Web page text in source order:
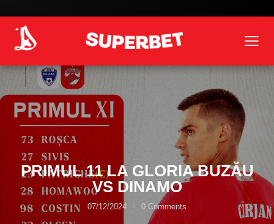
PRIMUL 11 LA GLORIA BUZĂU
VS DINAMO
07/12/2024 0 Comments